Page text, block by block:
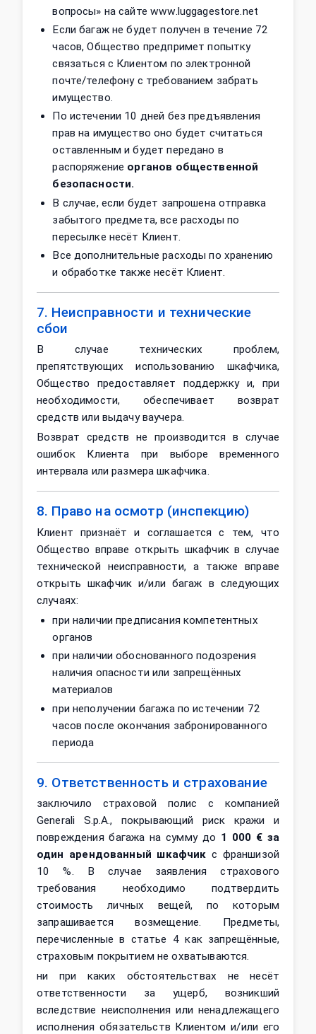
вопросы» на сайте www.luggagestore.net
Если багаж не будет получен в течение 72
часов, Общество предпримет попытку
связаться с Клиентом по электронной
почте/телефону с требованием забрать
имущество.
По истечении 10 дней без предъявления
прав на имущество оно будет считаться
оставленным и будет передано в
распоряжение органов общественной
безопасности.
В случае, если будет запрошена отправка
забытого предмета, все расходы по
пересылке несёт Клиент.
Все дополнительные расходы по хранению
и обработке также несёт Клиент.
7. Неисправности и технические
сбои
В случае технических проблем,
препятствующих использованию шкафчика,
Общество предоставляет поддержку и, при
необходимости, обеспечивает возврат
средств или выдачу ваучера.
Возврат средств не производится в случае
ошибок Клиента при выборе временного
интервала или размера шкафчика.
8. Право на осмотр (инспекцию)
Клиент признаёт и соглашается с тем, что
Общество вправе открыть шкафчик в случае
технической неисправности, а также вправе
открыть шкафчик и/или багаж в следующих
случаях:
при наличии предписания компетентных
органов
при наличии обоснованного подозрения
наличия опасности или запрещённых
материалов
при неполучении багажа по истечении 72
часов после окончания забронированного
периода
9. Ответственность и страхование
заключило страховой полис с компанией
Generali S.p.A., покрывающий риск кражи и
повреждения багажа на сумму до 1 000 € за
один арендованный шкафчик с франшизой
10 %. В случае заявления страхового
требования необходимо подтвердить
стоимость личных вещей, по которым
запрашивается возмещение. Предметы,
перечисленные в статье 4 как запрещённые,
страховым покрытием не охватываются.
ни при каких обстоятельствах не несёт
ответственности за ущерб, возникший
вследствие неисполнения или ненадлежащего
исполнения обязательств Клиентом и/или его